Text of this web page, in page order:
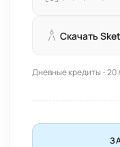
Скачать
Дневные кредиты - 20